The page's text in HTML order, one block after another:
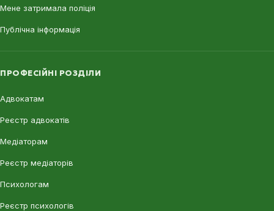
Мене затримала поліція
Публічна інформація
ПРОФЕСІЙНІ РОЗДІЛИ
Адвокатам
Реєстр адвокатів
Медіаторам
Реєстр медіаторів
Психологам
Реєстр психологів